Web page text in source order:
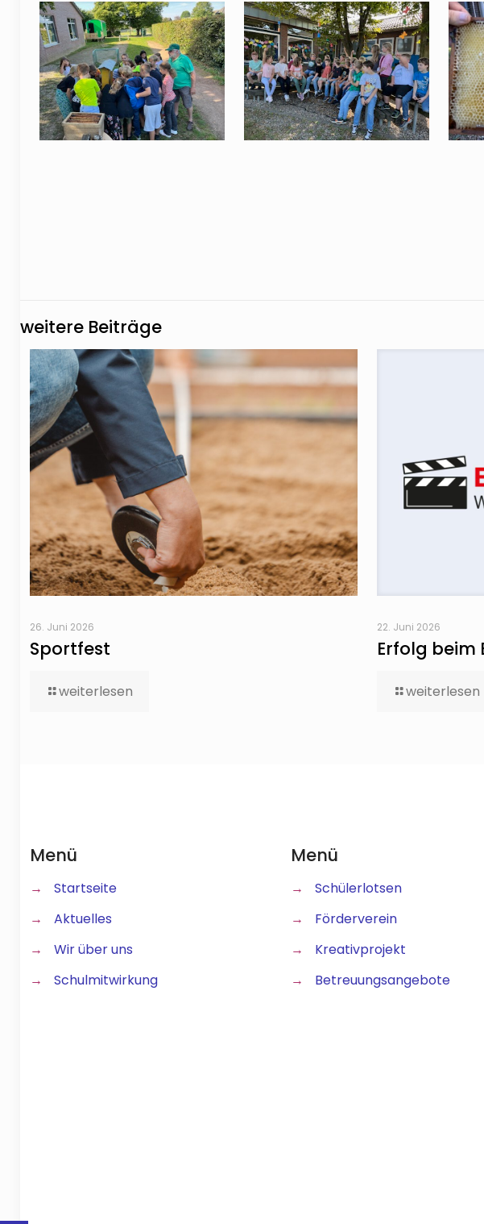
weitere Beiträge
26. Juni 2026
Sportfest
weiterlesen
22. Juni 2026
Erfolg
weiterlesen
Menü
→
Startseite
→
Aktuelles
→
Wir über uns
→
Schulmitwirkung
Menü
→
Schülerlotsen
→
Förderverein
→
Kreativprojekt
→
Betreuungsangebote